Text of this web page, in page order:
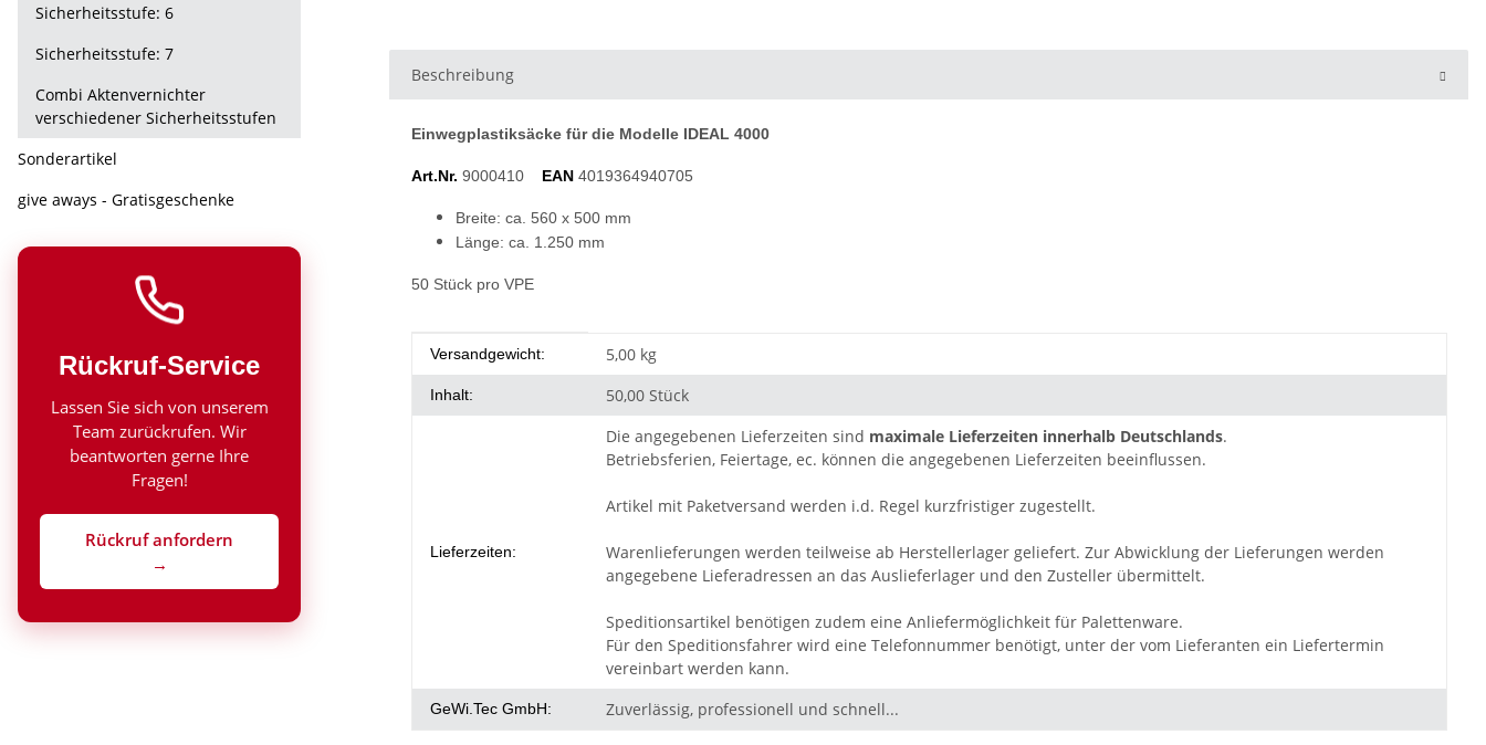
Beschreibung
Einwegplastiksäcke für die Modelle IDEAL 4000
Art.Nr. 9000410 EAN 4019364940705
Breite: ca. 560 x 500 mm
Länge: ca. 1.250 mm
50 Stück pro VPE
Produkteigenschaft
Wert
Versandgewicht: 5,00 kg
Inhalt: 50,00 Stück
Lieferzeiten:
Die angegebenen Lieferzeiten sind maximale Lieferzeiten innerhalb Deutschlands.
Betriebsferien, Feiertage, ec. können die angegebenen Lieferzeiten beeinflussen.
Artikel mit Paketversand werden i.d. Regel kurzfristiger zugestellt.
Warenlieferungen werden teilweise ab Herstellerlager geliefert. Zur Abwicklung der Lieferungen werden
angegebene Lieferadressen an das Auslieferlager und den Zusteller übermittelt.
Speditionsartikel benötigen zudem eine Anliefermöglichkeit für Palettenware.
Für den Speditionsfahrer wird eine Telefonnummer benötigt, unter der vom Lieferanten ein Liefertermin
vereinbart werden kann.
GeWi.Tec GmbH: Zuverlässig, professionell und schnell...
Sicherheitsstufe: 6
Sicherheitsstufe: 7
Combi Aktenvernichter
verschiedener Sicherheitsstufen
Sonderartikel
give aways - Gratisgeschenke
Rückruf-Service
Lassen Sie sich von unserem
Team zurückrufen. Wir
beantworten gerne Ihre
Fragen!
Rückruf anfordern
→